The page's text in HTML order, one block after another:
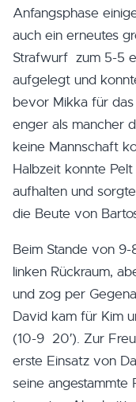
Anfangsphase
auch ein erneutes
Strafwurf zum 5-5
aufgelegt und
bevor Mikka für
enger als mancher
keine Mannschaft
Halbzeit konnte
aufhalten und
die Beute von
Beim Stande von
linken Rückraum,
und zog per
David kam für Kim
(10-9 20′). Zur
erste Einsatz von
seine angestammte